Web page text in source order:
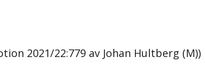
2021/22:779 av Johan Hultberg (M))